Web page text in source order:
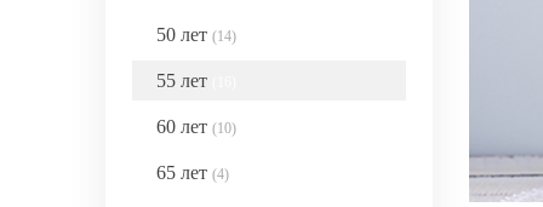
50 лет (14)
55 лет
60 лет (10)
65 лет (4)